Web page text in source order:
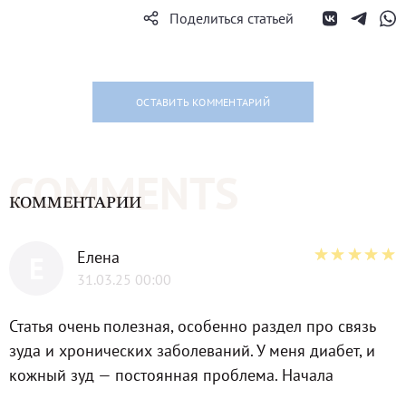
Поделиться статьей
ОСТАВИТЬ КОММЕНТАРИЙ
COMMENTS
КОММЕНТАРИИ
Елена
31.03.25 00:00
Статья очень полезная, особенно раздел про связь
зуда и хронических заболеваний. У меня диабет, и
кожный зуд — постоянная проблема. Начала